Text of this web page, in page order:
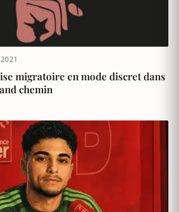
migratoire en mode discret dans
chemin